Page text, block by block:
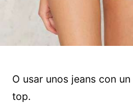
O usar unos jeans con
top.